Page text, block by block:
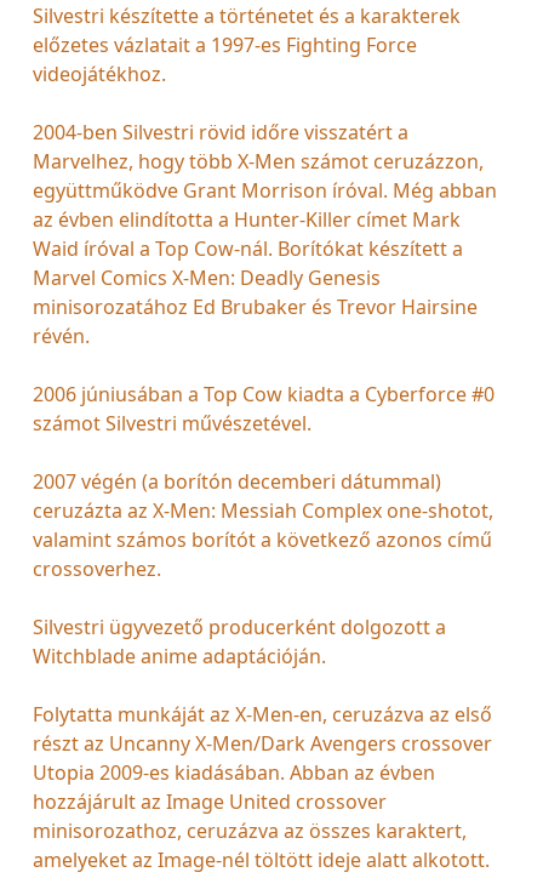
Silvestri készítette a történetet és a karakterek
előzetes vázlatait a 1997-es Fighting Force
videojátékhoz.
2004-ben Silvestri rövid időre visszatért a
Marvelhez, hogy több X-Men számot ceruzázzon,
együttműködve Grant Morrison íróval. Még abban
az évben elindította a Hunter-Killer címet Mark
Waid íróval a Top Cow-nál. Borítókat készített a
Marvel Comics X-Men: Deadly Genesis
minisorozatához Ed Brubaker és Trevor Hairsine
révén.
2006 júniusában a Top Cow kiadta a Cyberforce #0
számot Silvestri művészetével.
2007 végén (a borítón decemberi dátummal)
ceruzázta az X-Men: Messiah Complex one-shotot,
valamint számos borítót a következő azonos című
crossoverhez.
Silvestri ügyvezető producerként dolgozott a
Witchblade anime adaptációján.
Folytatta munkáját az X-Men-en, ceruzázva az első
részt az Uncanny X-Men/Dark Avengers crossover
Utopia 2009-es kiadásában. Abban az évben
hozzájárult az Image United crossover
minisorozathoz, ceruzázva az összes karaktert,
amelyeket az Image-nél töltött ideje alatt alkotott.